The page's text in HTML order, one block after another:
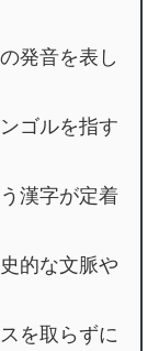
発音を表し
ゴルを指す
漢字が定着
的な文脈や
を取らずに